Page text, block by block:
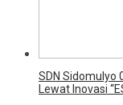
SDN Sidomulyo
Lewat Inovasi